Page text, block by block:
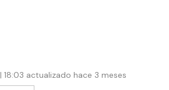
actualizado hace 3 meses